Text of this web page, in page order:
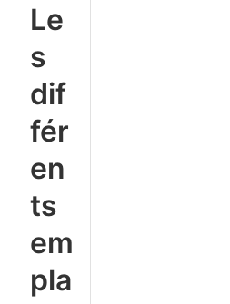
Le
s
dif
fér
en
ts
em
pla